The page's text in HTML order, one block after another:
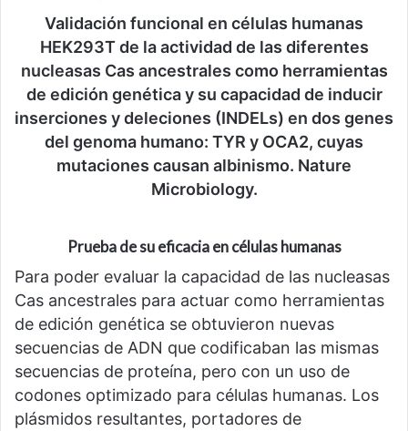
Validación funcional en células humanas
HEK293T de la actividad de las diferentes
nucleasas Cas ancestrales como herramientas
de edición genética y su capacidad de inducir
inserciones y deleciones (INDELs) en dos genes
del genoma humano: TYR y OCA2, cuyas
mutaciones causan albinismo. Nature
Microbiology.
Prueba de su eficacia en células humanas
Para poder evaluar la capacidad de las nucleasas
Cas ancestrales para actuar como herramientas
de edición genética se obtuvieron nuevas
secuencias de ADN que codificaban las mismas
secuencias de proteína, pero con un uso de
codones optimizado para células humanas. Los
plásmidos resultantes, portadores de